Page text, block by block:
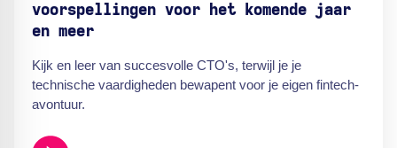
voorspellingen voor het komende jaar
en meer
Kijk en leer van succesvolle CTO's, terwijl je je
technische vaardigheden bewapent voor je eigen fintech-
avontuur.